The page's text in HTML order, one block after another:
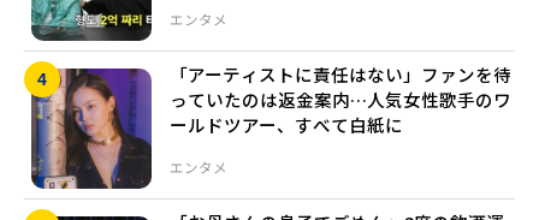
エンタメ
エンタメ
「アーティストに責任はない」ファンを待
っていたのは返金案内…人気女性歌手のワ
ールドツアー、すべて白紙に